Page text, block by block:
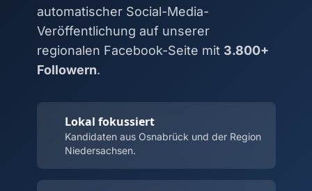
automatischer Social-Media-
Veröffentlichung auf unserer
regionalen Facebook-Seite mit 3.800+
Followern.
Lokal fokussiert
Kandidaten aus Osnabrück und der Region
Niedersachsen.